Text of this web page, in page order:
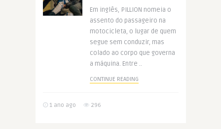
Em inglês, PILLION nomeia o
assento do passageiro na
motocicleta, o lugar de quem
segue sem conduzir, mas
colado ao corpo que governa
a máquina. Entre ..
CONTINUE READING
1 ano ago 296